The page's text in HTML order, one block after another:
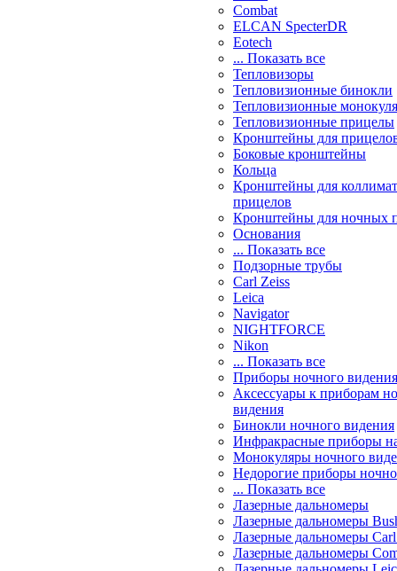
Combat
ELCAN SpecterDR
Eotech
... Показать все
Тепловизоры
Тепловизионные бинокли
Тепловизионные
Тепловизионные прицелы
Кронштейны для
Боковые кронштейны
Кольца
Кронштейны для
прицелов
Кронштейны для ночных
Основания
... Показать все
Подзорные трубы
Carl Zeiss
Leica
Navigator
NIGHTFORCE
Nikon
... Показать все
Приборы ночного видения
Аксессуары к приборам
видения
Бинокли ночного видения
Инфракрасные приборы
Монокуляры ночного
Недорогие приборы
... Показать все
Лазерные дальномеры
Лазерные дальномеры
Лазерные дальномеры
Лазерные дальномеры